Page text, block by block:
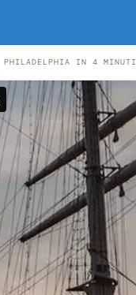
PHILADELPHIA IN 4 MINUTI